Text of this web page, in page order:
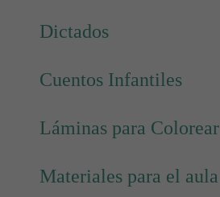
Dictados
Cuentos Infantiles
Láminas para Colorear
Materiales para el aula